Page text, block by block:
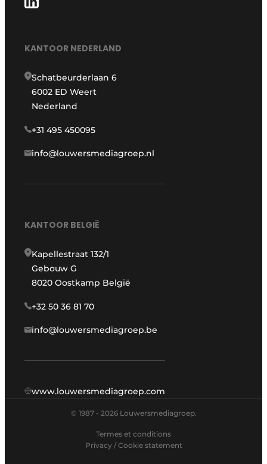
KANTOOR NEDERLAND
Schatbeurderlaan 6
6002 ED Weert
Nederland
+31 495 450095
info@louwersmediagroep.nl
KANTOOR BELGIË
Kapellestraat 132/1
Gebouw G
8020 Oostkamp België
+32 50 36 81 70
info@louwersmediagroep.be
www.louwersmediagroep.com
© 1987 - 2026 Louwersmediagroep.
Termes et conditions
Privacy / Cookie statement